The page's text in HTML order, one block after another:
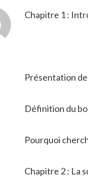
Chapitre 1 :
Présentation
Définition du
Pourquoi
Chapitre 2 : La